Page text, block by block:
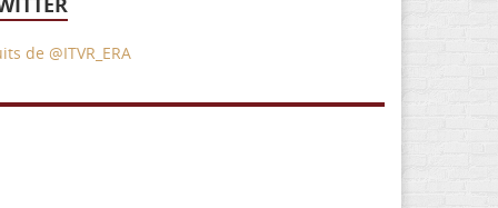
de @ITVR_ERA